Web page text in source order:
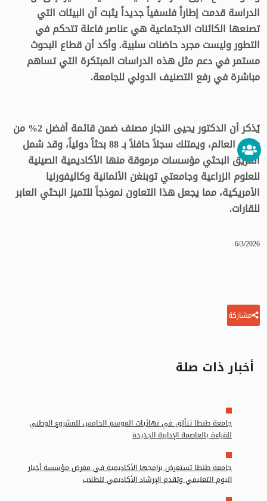
الدراسة قدمت إطاراً فلسفياً جديداً يثبت أن البيئات التي
تصنعها الكائنات الاجتماعية هي عناصر فاعلة تتحكم في
التطور وليست مجرد حاضنات سلبية. وأكد أن قطاع البحوث
مستمر في دعم مثل هذه الدراسات المبتكرة التي تساهم
مباشرة في رفع التصنيف الدولي للجامعة.
يُذكر أن الدكتور يحيى النجار مصنف ضمن قائمة أفضل 2% من
علماء العالم، ويمتلك سجلاً حافلاً بـ 88 بحثاً دولياً، وقد شمل
الفريق البحثي مؤسسات مرموقة منها الأكاديمية الصينية
للعلوم الزراعية وجامعتي توبنغن الألمانية وكاليفورنيا
الأمريكية، مما يجعل هذا التعاون نموذجاً للتميز البحثي العابر
للقارات.
6/3/2026
مشاركة
أخبار ذات صلة
جامعة طنطا تتألق في نهائيات الموسم الخامس للمشروع الوطني
للقراءة بالعاصمة الإدارية الجديدة
جامعة طنطا تستعرض برامجها الأكاديمية في معرض مؤسسة أخبار
اليوم التعليمي وتقدم الإرشاد الأكاديمي للطلاب